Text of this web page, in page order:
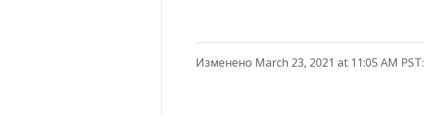
Изменено March 23, 2021 at 11:05 AM PST: